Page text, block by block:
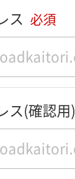
ス 必須
ス(確認用)